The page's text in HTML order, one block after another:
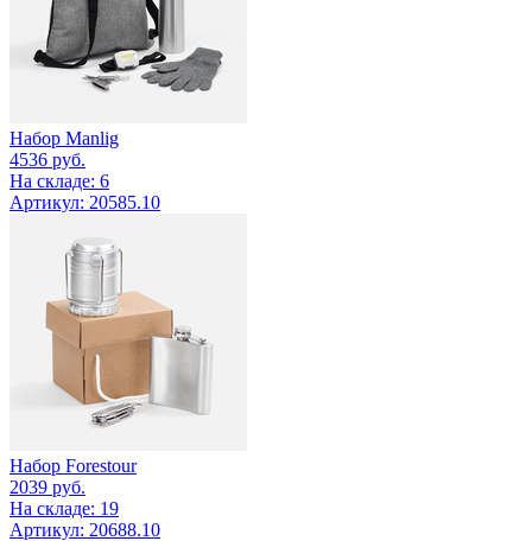
Набор Manlig
4536 руб.
На складе: 6
Артикул: 20585.10
Набор Forestour
2039 руб.
На складе: 19
Артикул: 20688.10